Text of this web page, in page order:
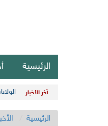
الرئيسية
آخر الأخبار
الرئيسية